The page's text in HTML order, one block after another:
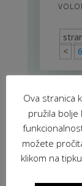
<
6
Ova stranica
pružila bolje
možete
klikom na